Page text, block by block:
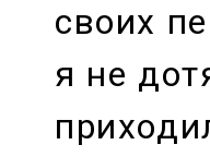
своих
я не